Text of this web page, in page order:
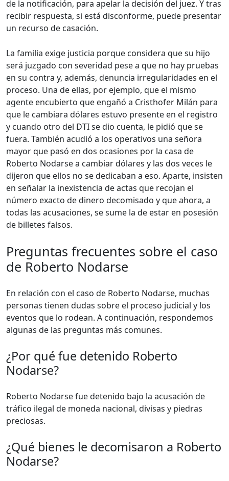
de la notificación, para apelar la decisión del juez. Y tras
recibir respuesta, si está disconforme, puede presentar
un recurso de casación.
La familia exige justicia porque considera que su hijo
será juzgado con severidad pese a que no hay pruebas
en su contra y, además, denuncia irregularidades en el
proceso. Una de ellas, por ejemplo, que el mismo
agente encubierto que engañó a Cristhofer Milán para
que le cambiara dólares estuvo presente en el registro
y cuando otro del DTI se dio cuenta, le pidió que se
fuera. También acudió a los operativos una señora
mayor que pasó en dos ocasiones por la casa de
Roberto Nodarse a cambiar dólares y las dos veces le
dijeron que ellos no se dedicaban a eso. Aparte, insisten
en señalar la inexistencia de actas que recojan el
número exacto de dinero decomisado y que ahora, a
todas las acusaciones, se sume la de estar en posesión
de billetes falsos.
Preguntas frecuentes sobre el caso
de Roberto Nodarse
En relación con el caso de Roberto Nodarse, muchas
personas tienen dudas sobre el proceso judicial y los
eventos que lo rodean. A continuación, respondemos
algunas de las preguntas más comunes.
¿Por qué fue detenido Roberto
Nodarse?
Roberto Nodarse fue detenido bajo la acusación de
tráfico ilegal de moneda nacional, divisas y piedras
preciosas.
¿Qué bienes le decomisaron a Roberto
Nodarse?